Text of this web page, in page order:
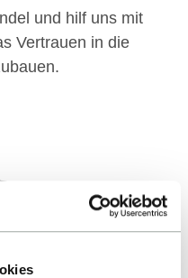
und hilf uns mit
Vertrauen in die